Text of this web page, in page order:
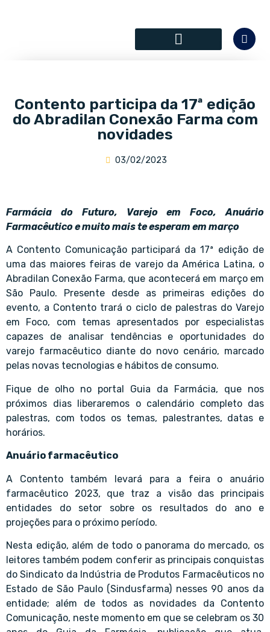
Contento participa da 17ª edição
do Abradilan Conexão Farma com
novidades
03/02/2023
Farmácia do Futuro, Varejo em Foco, Anuário
Farmacêutico e muito mais te esperam em março
A Contento Comunicação participará da 17ª edição de
uma das maiores feiras de varejo da América Latina, o
Abradilan Conexão Farma, que acontecerá em março em
São Paulo. Presente desde as primeiras edições do
evento, a Contento trará o ciclo de palestras do Varejo
em Foco, com temas apresentados por especialistas
capazes de analisar tendências e oportunidades do
varejo farmacêutico diante do novo cenário, marcado
pelas novas tecnologias e hábitos de consumo.
Fique de olho no portal Guia da Farmácia, que nos
próximos dias liberaremos o calendário completo das
palestras, com todos os temas, palestrantes, datas e
horários.
Anuário farmacêutico
A Contento também levará para a feira o anuário
farmacêutico 2023, que traz a visão das principais
entidades do setor sobre os resultados do ano e
projeções para o próximo período.
Nesta edição, além de todo o panorama do mercado, os
leitores também podem conferir as principais conquistas
do Sindicato da Indústria de Produtos Farmacêuticos no
Estado de São Paulo (Sindusfarma) nesses 90 anos da
entidade; além de todos as novidades da Contento
Comunicação, neste momento em que se celebram os 30